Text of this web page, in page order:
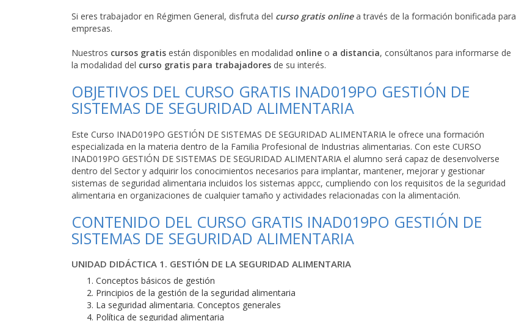
Si eres trabajador en Régimen General, disfruta del curso gratis onlinea través de la formación bonificada para
empresas.
Nuestros cursos gratis están disponibles en modalidad online o a distancia, consúltanos para informarse de
la modalidad del curso gratis para trabajadores de su interés.
OBJETIVOS DEL CURSO GRATIS INAD019PO GESTIÓN DE
SISTEMAS DE SEGURIDAD ALIMENTARIA
Este Curso INAD019PO GESTIÓN DE SISTEMAS DE SEGURIDAD ALIMENTARIA le ofrece una formación
especializada en la materia dentro de la Familia Profesional de Industrias alimentarias. Con este CURSO
INAD019PO GESTIÓN DE SISTEMAS DE SEGURIDAD ALIMENTARIA el alumno será capaz de desenvolverse
dentro del Sector y adquirir los conocimientos necesarios para implantar, mantener, mejorar y gestionar
sistemas de seguridad alimentaria incluidos los sistemas appcc, cumpliendo con los requisitos de la seguridad
alimentaria en organizaciones de cualquier tamaño y actividades relacionadas con la alimentación.
CONTENIDO DEL CURSO GRATIS INAD019PO GESTIÓN DE
SISTEMAS DE SEGURIDAD ALIMENTARIA
UNIDAD DIDÁCTICA 1. GESTIÓN DE LA SEGURIDAD ALIMENTARIA
Conceptos básicos de gestión
Principios de la gestión de la seguridad alimentaria
La seguridad alimentaria. Conceptos generales
Política de seguridad alimentaria